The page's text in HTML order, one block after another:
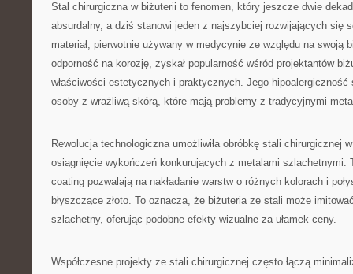
Stal chirurgiczna w biżuterii to fenomen, który jeszcze dwie
absurdalny, a dziś stanowi jeden z najszybciej rozwijających się
materiał, pierwotnie używany w medycynie ze względu na swoją
odporność na korozję, zyskał popularność wśród projektantów
właściwości estetycznych i praktycznych. Jego hipoalergiczność
osoby z wrażliwą skórą, które mają problemy z tradycyjnymi
Rewolucja technologiczna umożliwiła obróbkę stali chirurgicznej
osiągnięcie wykończeń konkurujących z metalami szlachetnymi.
coating pozwalają na nakładanie warstw o różnych kolorach i
błyszczące złoto. To oznacza, że biżuteria ze stali może
szlachetny, oferując podobne efekty wizualne za ułamek ceny.
Współczesne projekty ze stali chirurgicznej często łączą